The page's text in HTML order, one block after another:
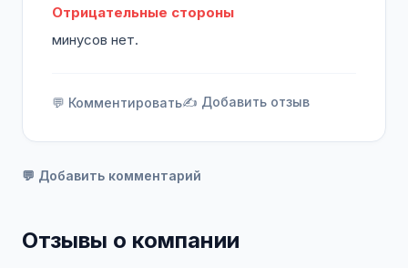
Отрицательные стороны
минусов нет.
💬 Комментировать✍️ Добавить отзыв
💬 Добавить комментарий
Отзывы о компании